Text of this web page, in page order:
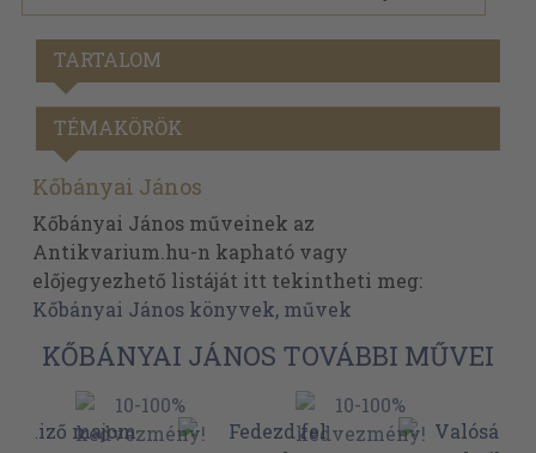
TARTALOM
TÉMAKÖRÖK
Kőbányai János
Kőbányai János műveinek az
Antikvarium.hu-n kapható vagy
előjegyezhető listáját itt tekintheti meg:
Kőbányai János könyvek, művek
KŐBÁNYAI JÁNOS TOVÁBBI MŰVEI